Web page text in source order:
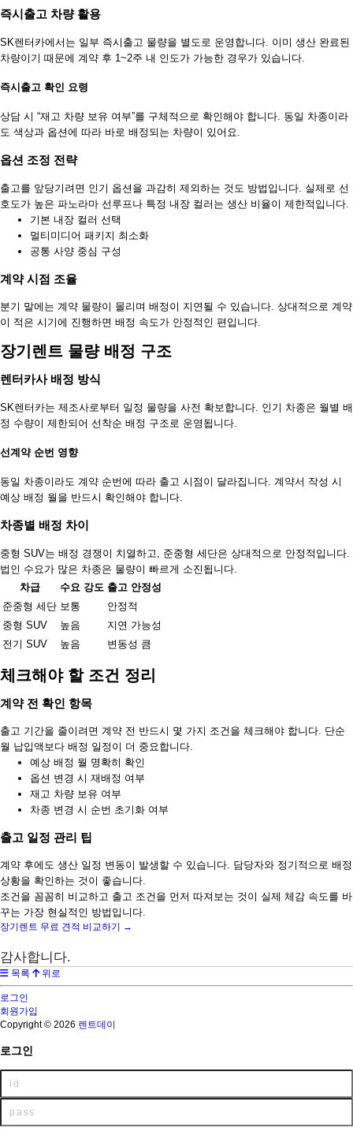
즉시출고 차량 활용
SK렌터카에서는 일부 즉시출고 물량을 별도로 운영합니다. 이미 생산 완료된
차량이기 때문에 계약 후 1~2주 내 인도가 가능한 경우가 있습니다.
즉시출고 확인 요령
상담 시 “재고 차량 보유 여부”를 구체적으로 확인해야 합니다. 동일 차종이라
도 색상과 옵션에 따라 바로 배정되는 차량이 있어요.
옵션 조정 전략
출고를 앞당기려면 인기 옵션을 과감히 제외하는 것도 방법입니다. 실제로 선
호도가 높은 파노라마 선루프나 특정 내장 컬러는 생산 비율이 제한적입니다.
기본 내장 컬러 선택
멀티미디어 패키지 최소화
공통 사양 중심 구성
계약 시점 조율
분기 말에는 계약 물량이 몰리며 배정이 지연될 수 있습니다. 상대적으로 계약
이 적은 시기에 진행하면 배정 속도가 안정적인 편입니다.
장기렌트 물량 배정 구조
렌터카사 배정 방식
SK렌터카는 제조사로부터 일정 물량을 사전 확보합니다. 인기 차종은 월별 배
정 수량이 제한되어 선착순 배정 구조로 운영됩니다.
선계약 순번 영향
동일 차종이라도 계약 순번에 따라 출고 시점이 달라집니다. 계약서 작성 시
예상 배정 월을 반드시 확인해야 합니다.
차종별 배정 차이
중형 SUV는 배정 경쟁이 치열하고, 준중형 세단은 상대적으로 안정적입니다.
법인 수요가 많은 차종은 물량이 빠르게 소진됩니다.
차급
수요 강도 출고 안정성
준중형 세단 보통
안정적
중형 SUV
높음
지연 가능성
전기 SUV
높음 변동성 큼
체크해야 할 조건 정리
계약 전 확인 항목
출고 기간을 줄이려면 계약 전 반드시 몇 가지 조건을 체크해야 합니다. 단순
월 납입액보다 배정 일정이 더 중요합니다.
예상 배정 월 명확히 확인
옵션 변경 시 재배정 여부
재고 차량 보유 여부
차종 변경 시 순번 초기화 여부
출고 일정 관리 팁
계약 후에도 생산 일정 변동이 발생할 수 있습니다. 담당자와 정기적으로 배정
상황을 확인하는 것이 좋습니다.
조건을 꼼꼼히 비교하고 출고 조건을 먼저 따져보는 것이 실제 체감 속도를 바
꾸는 가장 현실적인 방법입니다.
장기렌트 무료 견적 비교하기 →
감사합니다.
목록 위로
로그인
회원가입
Copyright © 2026 렌트데이
로그인